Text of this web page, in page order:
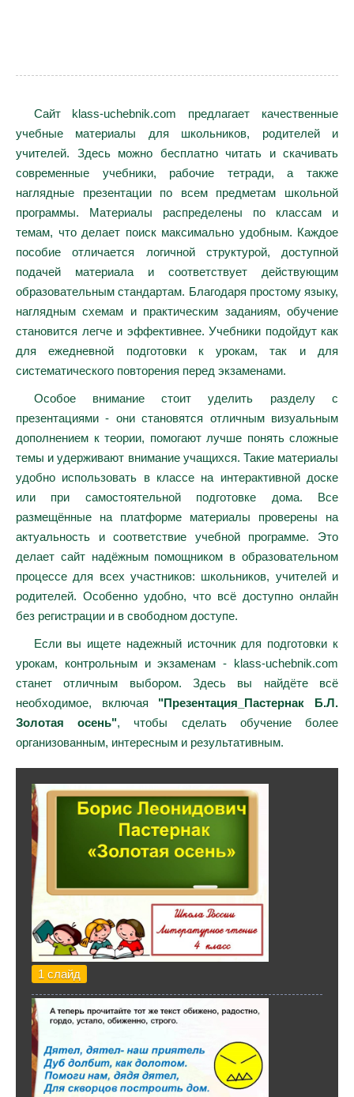
Сайт klass-uchebnik.com предлагает качественные
учебные материалы для школьников, родителей и
учителей. Здесь можно бесплатно читать и скачивать
современные учебники, рабочие тетради, а также
наглядные презентации по всем предметам школьной
программы. Материалы распределены по классам и
темам, что делает поиск максимально удобным. Каждое
пособие отличается логичной структурой, доступной
подачей материала и соответствует действующим
образовательным стандартам. Благодаря простому языку,
наглядным схемам и практическим заданиям, обучение
становится легче и эффективнее. Учебники подойдут как
для ежедневной подготовки к урокам, так и для
систематического повторения перед экзаменами.
Особое внимание стоит уделить разделу с
презентациями - они становятся отличным визуальным
дополнением к теории, помогают лучше понять сложные
темы и удерживают внимание учащихся. Такие материалы
удобно использовать в классе на интерактивной доске
или при самостоятельной подготовке дома. Все
размещённые на платформе материалы проверены на
актуальность и соответствие учебной программе. Это
делает сайт надёжным помощником в образовательном
процессе для всех участников: школьников, учителей и
родителей. Особенно удобно, что всё доступно онлайн
без регистрации и в свободном доступе.
Если вы ищете надежный источник для подготовки к
урокам, контрольным и экзаменам - klass-uchebnik.com
станет отличным выбором. Здесь вы найдёте всё
необходимое, включая "Презентация_Пастернак Б.Л.
Золотая осень", чтобы сделать обучение более
организованным, интересным и результативным.
1 слайд